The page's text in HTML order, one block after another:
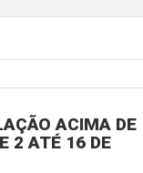
ACIMA DE
2 ATÉ 16 DE